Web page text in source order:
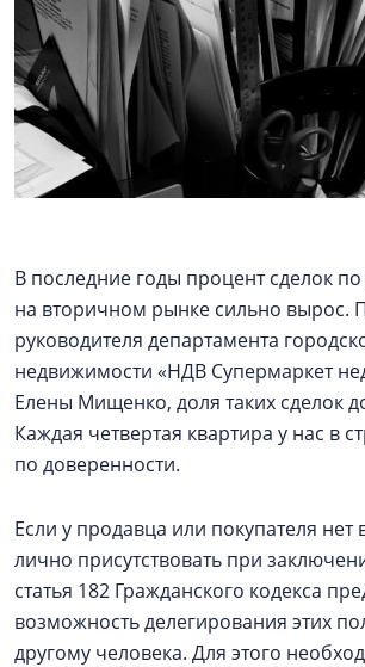
В последние годы процент сделок
на вторичном рынке сильно вырос.
руководителя департамента
недвижимости «НДВ Супермаркет
Елены Мищенко, доля таких сделок
Каждая четвертая квартира у нас в
по доверенности.
Если у продавца или покупателя
лично присутствовать при
статья 182 Гражданского кодекса
возможность делегирования этих
другому человека. Для этого